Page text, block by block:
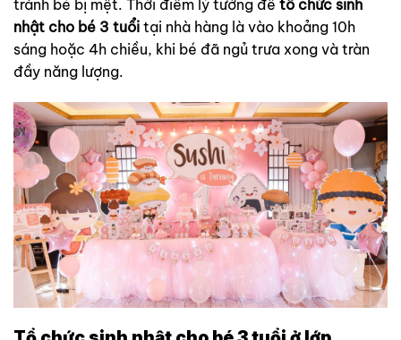
tránh bé bị mệt. Thời điểm lý tưởng để tổ chức sinh
nhật cho bé 3 tuổi tại nhà hàng là vào khoảng 10h
sáng hoặc 4h chiều, khi bé đã ngủ trưa xong và tràn
đầy năng lượng.